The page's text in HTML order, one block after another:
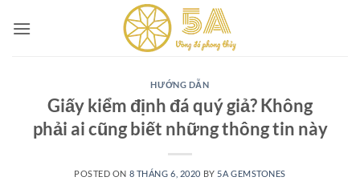
HƯỚNG DẪN
Giấy kiểm định đá quý giả? Không
phải ai cũng biết những thông tin này
POSTED ON 8 THÁNG 6, 2020 BY 5A GEMSTONES